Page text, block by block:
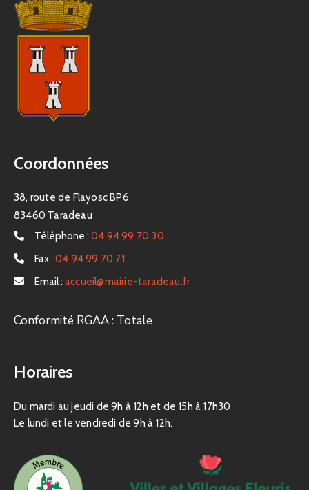
Coordonnées
38, route de Flayosc BP6
83460 Taradeau
Téléphone : 04 94 99 70 30
Fax : 04 94 99 70 71
Email : accueil@mairie-taradeau.fr
Conformité RGAA : Totale
Horaires
Du mardi au jeudi de 9h à 12h et de 15h à 17h30
Le lundi et le vendredi de 9h à 12h.